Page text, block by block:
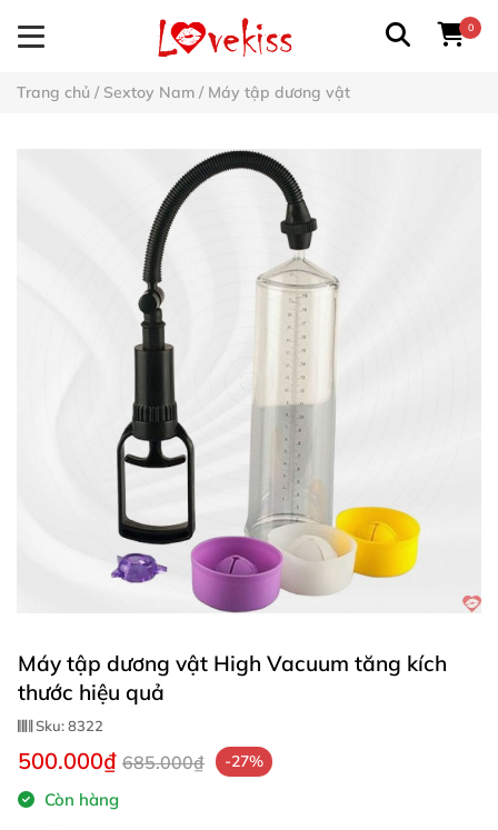
0
Trang chủ / Sextoy Nam / Máy tập dương vật
Máy tập dương vật High Vacuum tăng kích
thước hiệu quả
Sku:8322
500.000₫ 685.000₫ -27%
Còn hàng